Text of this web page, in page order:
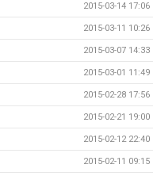
2015-03-14 17:06
2015-03-11 10:26
2015-03-07 14:33
2015-03-01 11:49
2015-02-28 17:56
2015-02-21 19:00
2015-02-12 22:40
2015-02-11 09:15